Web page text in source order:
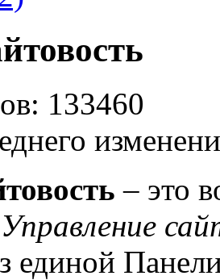
133460
– это
единой